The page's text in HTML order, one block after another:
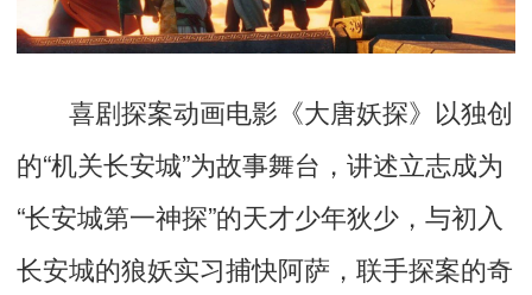
喜剧探案动画电影 《大唐妖探》 以独创
的“机关长安城”为故事舞台，讲述立志成为
“长安城第一神探”的天才少年狄少，与初入
长安城的狼妖实习捕快阿萨，联手探案的奇